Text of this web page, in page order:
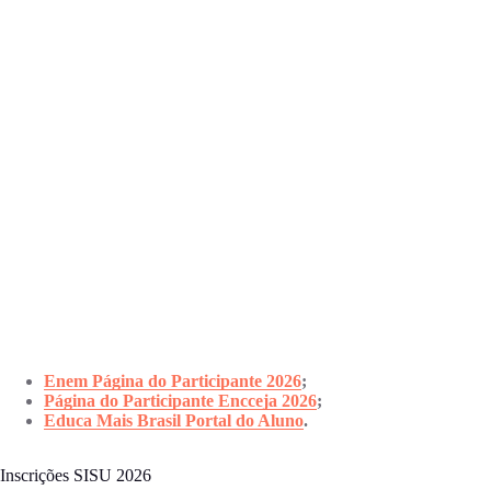
Enem Página do Participante 2026;
Página do Participante Encceja 2026;
Educa Mais Brasil Portal do Aluno.
Inscrições SISU 2026